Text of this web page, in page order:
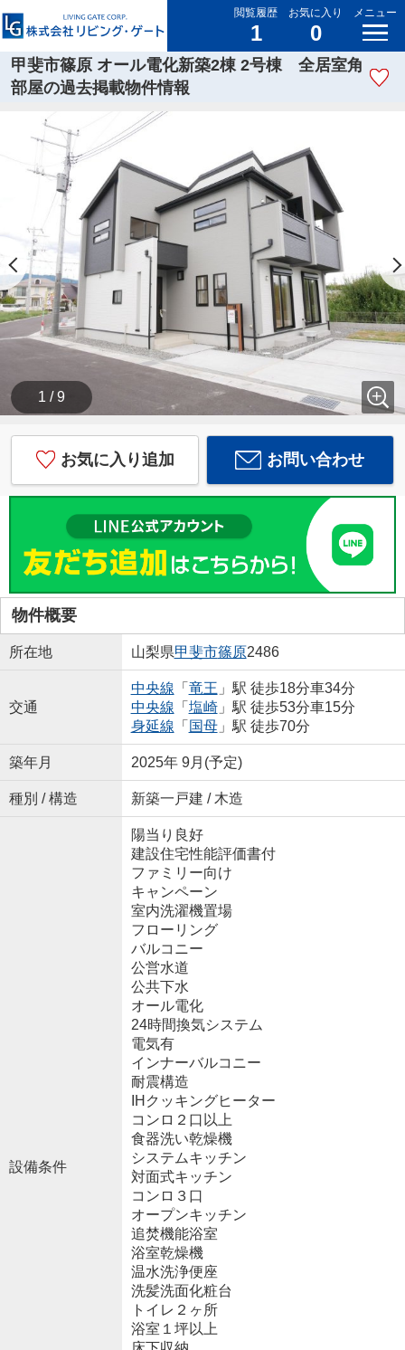
閲覧履歴
1
お気に入り
0
メニュー
甲斐市篠原 オール電化新築2棟 2号棟 全居室角
部屋の過去掲載物件情報
1 / 9
お気に入り追加 お問い合わせ
物件概要
所在地 山梨県甲斐市篠原2486
交通
中央線 「 竜王 」駅 徒歩18分車34分
中央線 「 塩崎」駅 徒歩53分車15分
身延線 「 国母」駅 徒歩70分
築年月 2025年 9月(予定)
種別 / 構造 新築一戸建 / 木造
設備条件
陽当り良好
建設住宅性能評価書付
ファミリー向け
キャンペーン
室内洗濯機置場
フローリング
バルコニー
公営水道
公共下水
オール電化
24時間換気システム
電気有
インナーバルコニー
耐震構造
IHクッキングヒーター
コンロ２口以上
食器洗い乾燥機
システムキッチン
対面式キッチン
コンロ３口
オープンキッチン
追焚機能浴室
浴室乾燥機
温水洗浄便座
洗髪洗面化粧台
トイレ２ヶ所
浴室１坪以上